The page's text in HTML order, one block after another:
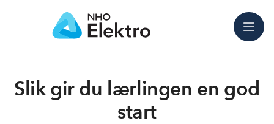
Meny
Slik gir du lærlingen en god
start